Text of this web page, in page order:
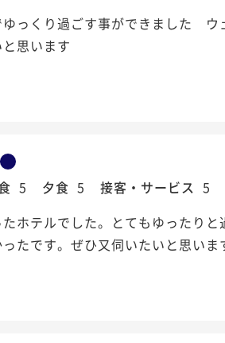
っくり過ごす事ができました
思います
5 夕食 5 接客・サービス 5
ホテルでした。とてもゆったり
たです。ぜひ又伺いたいと思いま